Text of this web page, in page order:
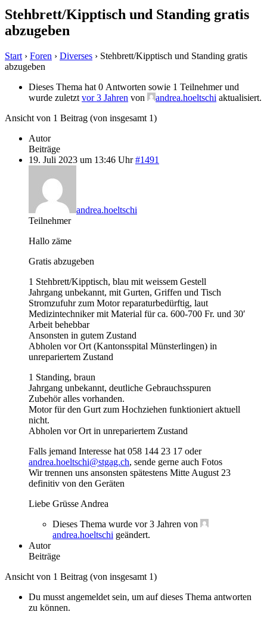
Stehbrett/Kipptisch und Standing gratis
abzugeben
Start › Foren › Diverses › Stehbrett/Kipptisch und Standing gratis
abzugeben
Dieses Thema hat 0 Antworten sowie 1 Teilnehmer und
wurde zuletzt vor 3 Jahren von andrea.hoeltschi aktualisiert.
Ansicht von 1 Beitrag (von insgesamt 1)
Autor
Beiträge
19. Juli 2023 um 13:46 Uhr #1491
andrea.hoeltschi
Teilnehmer
Hallo zäme
Gratis abzugeben
1 Stehbrett/Kipptisch, blau mit weissem Gestell
Jahrgang unbekannt, mit Gurten, Griffen und Tisch
Stromzufuhr zum Motor reparaturbedürftig, laut
Medizintechniker mit Material für ca. 600-700 Fr. und 30′
Arbeit behebbar
Ansonsten in gutem Zustand
Abholen vor Ort (Kantonsspital Münsterlingen) in
unrepariertem Zustand
1 Standing, braun
Jahrgang unbekannt, deutliche Gebrauchsspuren
Zubehör alles vorhanden.
Motor für den Gurt zum Hochziehen funktioniert aktuell
nicht.
Abholen vor Ort in unrepariertem Zustand
Falls jemand Interesse hat 058 144 23 17 oder
andrea.hoeltschi@stgag.ch, sende gerne auch Fotos
Wir trennen uns ansonsten spätestens Mitte August 23
definitiv von den Geräten
Liebe Grüsse Andrea
Dieses Thema wurde vor 3 Jahren von
andrea.hoeltschi geändert.
Autor
Beiträge
Ansicht von 1 Beitrag (von insgesamt 1)
Du musst angemeldet sein, um auf dieses Thema antworten
zu können.